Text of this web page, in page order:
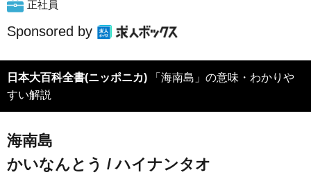
正社員
Sponsored by
日本大百科全書(ニッポニカ)
すい解説
海南島
かいなんとう / ハイナンタオ